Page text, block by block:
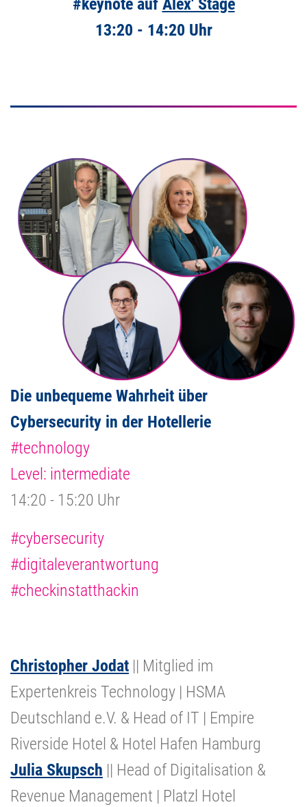
#keynote auf Alex' Stage
13:20 - 14:20 Uhr
Die unbequeme Wahrheit über
Cybersecurity in der Hotellerie
#technology
Level: intermediate
14:20 - 15:20 Uhr
#cybersecurity
#digitaleverantwortung
#checkinstatthackin
Christopher Jodat || Mitglied im
Expertenkreis Technology | HSMA
Deutschland e.V. & Head of IT | Empire
Riverside Hotel & Hotel Hafen Hamburg
Julia Skupsch || Head of Digitalisation &
Revenue Management | Platzl Hotel